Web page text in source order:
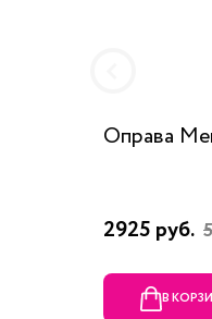
Оправа
2925 руб.
В